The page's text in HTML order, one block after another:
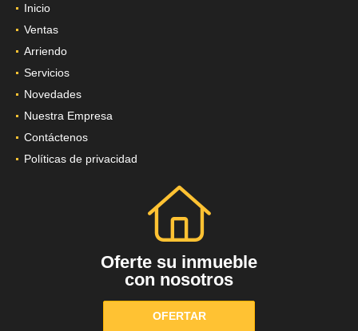
Inicio
Ventas
Arriendo
Servicios
Novedades
Nuestra Empresa
Contáctenos
Políticas de privacidad
Oferte su inmueble
con nosotros
OFERTAR